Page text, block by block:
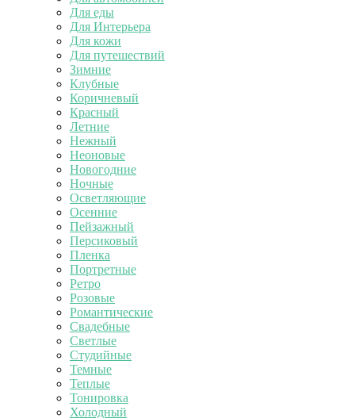
Для еды
Для Интерьера
Для кожи
Для путешествий
Зимние
Клубные
Коричневый
Красный
Летние
Нежный
Неоновые
Новогодние
Ночные
Осветляющие
Осенние
Пейзажный
Персиковый
Пленка
Портретные
Ретро
Розовые
Романтические
Свадебные
Светлые
Студийные
Темные
Теплые
Тонировка
Холодный